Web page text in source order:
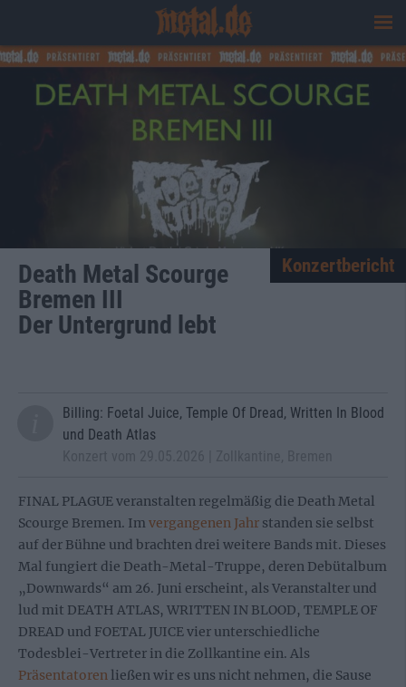
Death Metal Scourge
Bremen III
Der Untergrund lebt
Konzertbericht
Billing: Foetal Juice, Temple Of Dread, Written In Blood
und Death Atlas
FINAL PLAGUE veranstalten regelmäßig die Death Metal
Scourge Bremen. Im vergangenen Jahr standen sie selbst
auf der Bühne und brachten drei weitere Bands mit. Dieses
Mal fungiert die Death-Metal-Truppe, deren Debütalbum
„Downwards“ am 26. Juni erscheint, als Veranstalter und
lud mit DEATH ATLAS, WRITTEN IN BLOOD, TEMPLE OF
DREAD und FOETAL JUICE vier unterschiedliche
Todesblei-Vertreter in die Zollkantine ein. Als
Präsentatoren ließen wir es uns nicht nehmen, die Sause